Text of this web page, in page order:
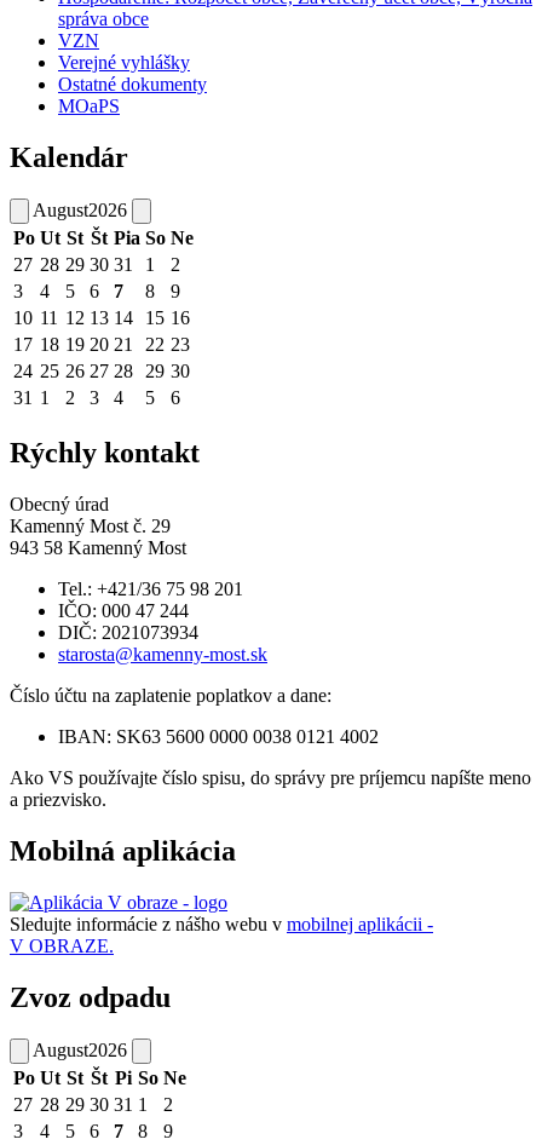
správa obce
VZN
Verejné vyhlášky
Ostatné dokumenty
MOaPS
Kalendár
August2026
Po Ut St Št Pia So Ne
27 28 29 30 31 1
2
3
4 5 6 7 8
9
10 11 12 13 14 15 16
17 18 19 20 21 22 23
24 25 26 27 28 29 30
31 1 2 3 4 5 6
Rýchly kontakt
Obecný úrad
Kamenný Most č. 29
943 58 Kamenný Most
Tel.: +421/36 75 98 201
IČO: 000 47 244
DIČ: 2021073934
starosta@kamenny-most.sk
Číslo účtu na zaplatenie poplatkov a dane:
IBAN: SK63 5600 0000 0038 0121 4002
Ako VS používajte číslo spisu, do správy pre príjemcu napíšte meno
a priezvisko.
Mobilná aplikácia
Sledujte informácie z nášho webu v mobilnej aplikácii -
V OBRAZE.
Zvoz odpadu
August2026
Po Ut St Št Pi So Ne
27 28 29 30 31 1
2
3
4 5 6 7 8
9